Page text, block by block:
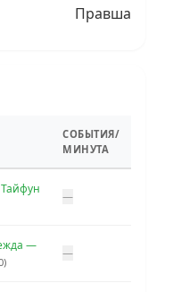
Правша
СОБЫТИЯ/
МИНУТА
—
—
—